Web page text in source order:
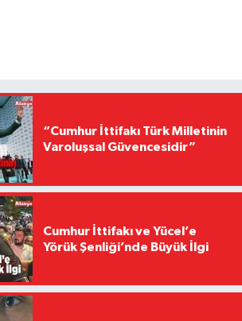
“Cumhur İttifakı Türk Milletinin
Varoluşsal Güvencesidir”
Cumhur İttifakı ve Yücel’e
Yörük Şenliği’nde Büyük İlgi